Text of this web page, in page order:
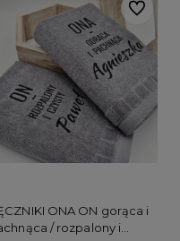
ONA ON gorąca i
/ rozpalony i
Do